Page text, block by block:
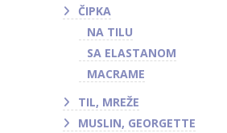
ČIPKA
NA TILU
SA ELASTANOM
MACRAME
TIL, MREŽE
MUSLIN, GEORGETTE